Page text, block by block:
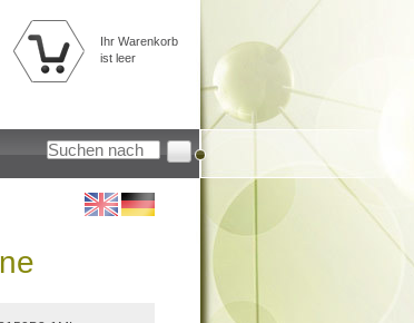
Ihr Warenkorb
ist leer